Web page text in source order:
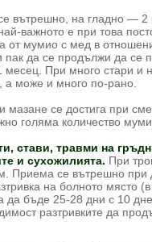
вътрешно, на гладно — 2
важното е при това
от мумио с мед в
пак да се продължи да се
месец. При много стари и
а може и много по-рано.
мазане се достига при
голяма количество
стави, травми на
и сухожилията. При
Приема се вътрешно при
на болното място
да бъде 25-28 дни с 10
разтривките да